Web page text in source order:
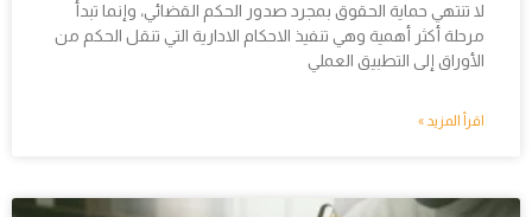
لا تنتهي حماية الحقوق بمجرد صدور الحكم القضائي، وإنما تبدأ
مرحلة أكثر أهمية وهي تنفيذ الاحكام الادارية التي تنقل الحكم من
الأوراق إلى التطبيق العملي
اقرأ المزيد »